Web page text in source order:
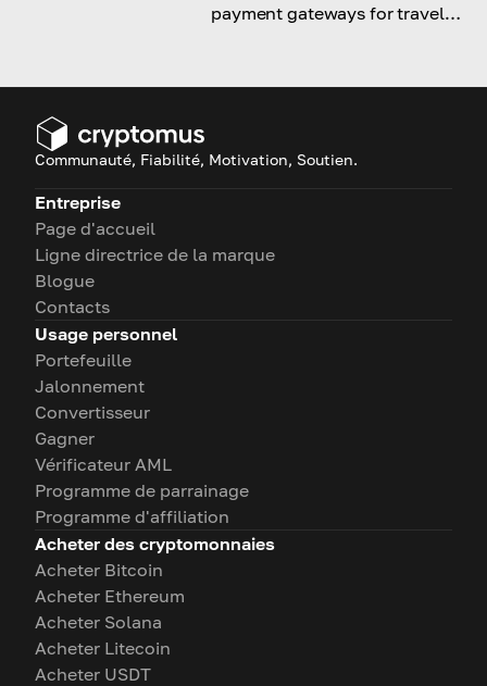
payment gateways for travel
Communauté, Fiabilité, Motivation, Soutien.
Entreprise
Page d'accueil
Ligne directrice de la marque
Blogue
Contacts
Usage personnel
Portefeuille
Jalonnement
Convertisseur
Gagner
Vérificateur AML
Programme de parrainage
Programme d'affiliation
Acheter des cryptomonnaies
Acheter Bitcoin
Acheter Ethereum
Acheter Solana
Acheter Litecoin
Acheter USDT